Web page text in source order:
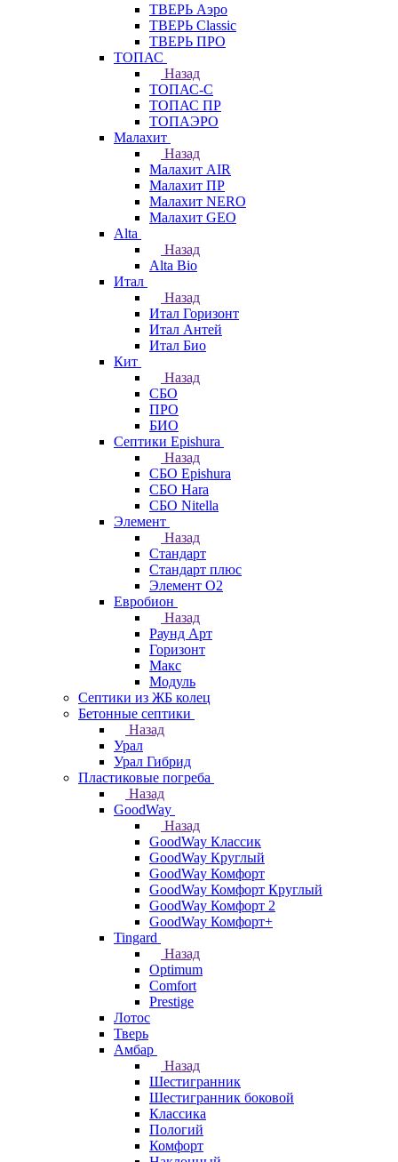
ТВЕРЬ Аэро
ТВЕРЬ Classic
ТВЕРЬ ПРО
ТОПАС
Назад
ТОПАС-С
ТОПАС ПР
ТОПАЭРО
Малахит
Назад
Малахит AIR
Малахит ПР
Малахит NERO
Малахит GEO
Alta
Назад
Alta Bio
Итал
Назад
Итал Горизонт
Итал Антей
Итал Био
Кит
Назад
СБО
ПРО
БИО
Септики Epishura
Назад
СБО Epishura
СБО Hara
СБО Nitella
Элемент
Назад
Стандарт
Стандарт плюс
Элемент О2
Евробион
Назад
Раунд Арт
Горизонт
Макс
Модуль
Септики из ЖБ колец
Бетонные септики
Назад
Урал
Урал Гибрид
Пластиковые погреба
Назад
GoodWay
Назад
GoodWay Классик
GoodWay Круглый
GoodWay Комфорт
GoodWay Комфорт Круглый
GoodWay Комфорт 2
GoodWay Комфорт+
Tingard
Назад
Optimum
Comfort
Prestige
Лотос
Тверь
Амбар
Назад
Шестигранник
Шестигранник боковой
Классика
Пологий
Комфорт